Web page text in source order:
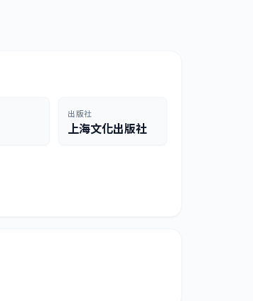
出版社
上海文化出版社